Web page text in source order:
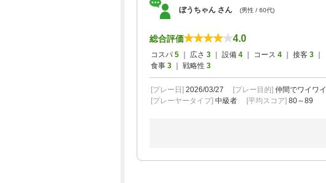
ぼうちゃん さん (男性 / 60代)
総合評価 4.0
コスパ 5 ｜ 広さ 3 ｜ 設備 4 ｜ コース 4 ｜ 接客 3
食事 3 ｜ 戦略性 3
[プレー日] 2026/03/27 [プレー目的] 仲間でワイワイ
[プレーヤータイプ] 中級者 [平均スコア] 80～89